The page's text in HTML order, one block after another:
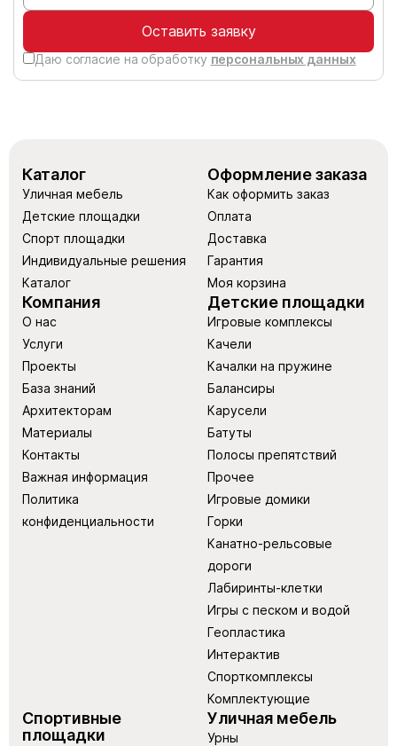
Оставить заявку
Даю согласие на обработку персональных данных
Каталог
Уличная мебель
Детские площадки
Спорт площадки
Индивидуальные решения
Каталог
Оформление заказа
Как оформить заказ
Оплата
Доставка
Гарантия
Моя корзина
Компания
О нас
Услуги
Проекты
База знаний
Архитекторам
Материалы
Контакты
Важная информация
Политика
конфиденциальности
Детские площадки
Игровые комплексы
Качели
Качалки на пружине
Балансиры
Карусели
Батуты
Полосы препятствий
Прочее
Игровые домики
Горки
Канатно-рельсовые
дороги
Лабиринты-клетки
Игры с песком и водой
Геопластика
Интерактив
Спорткомплексы
Комплектующие
Спортивные
площадки
Уличная мебель
Урны